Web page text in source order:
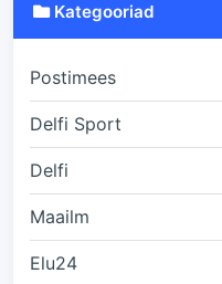
Kategooriad
Postimees
Delfi Sport
Delfi
Maailm
Elu24